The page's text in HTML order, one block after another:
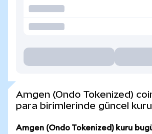
Amgen (Ondo Tokenized)
para birimlerinde güncel kuru
Amgen (Ondo Tokenized) kuru